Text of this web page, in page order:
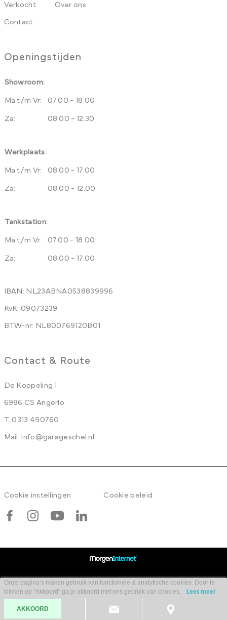
Verkocht Over ons
Contact
Openingstijden
Showroom:
Ma t/m Vr: 07.00 - 18.00
Za: 08.00 - 12.30
Werkplaats:
Ma t/m Vr: 08.00 - 17.00
Za: 08.00 - 12.00
Tankstation:
Ma t/m Vr: 07.00 - 18.00
Za: 08.00 - 17.00
IBAN: NL23ABNA0538839996
KvK: 09073239
BTW-nr: NL800769120B01
Contact & Route
De Koppeling 1
6986 CS Angerlo
T: 0313 490760
Mail:info@garageschel.nl
Cookie instellingen Cookie beleid
Onze pagina’s maken gebruik van functionele & analytische cookies. Door te
klikken op "Akkoord" ga je akkoord met ons gebruik van cookies.
Lees meer
AKKOORD